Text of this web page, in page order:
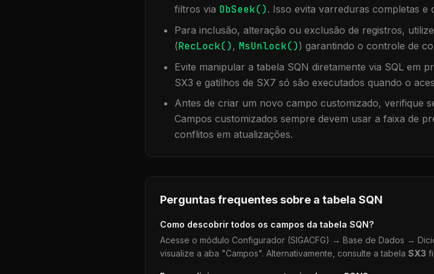
filtros via DbSeek(). Isso evita varreduras completas e
Para inclusão, alteração ou exclusão de registros,
(RecLock(), MsUnlock()) garantindo o controle de
Evite manipular a tabela SQN diretamente via SQL em
SX3 e gatilhos de SX7 só são executados quando o
Antes de criar um novo campo customizado, verifique
Campos customizados sempre devem usar a faixa de
conflitos em atualizações.
Perguntas frequentes sobre a tabela SQN
Como descobrir todos os campos da tabela SQN?
Acesse o módulo Configurador (SIGACFG) → Base de Dados →
visualize a aba "Campos". Alternativamente, consulte a tabela SX3